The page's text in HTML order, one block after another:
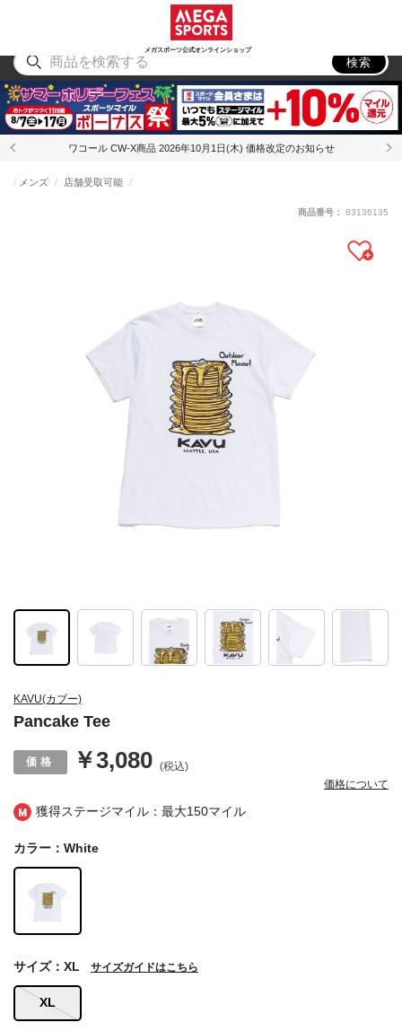
メガスポーツ公式オンラインショップ
アウトドア
検索
ワコール CW-X商品 2026年10月1日(木) 価格改定のお知らせ
獲得ステージマイル：最大150マイル
KAVU(カブー)
Pancake Tee
メンズ 店舗受取可能
￥3,080 (税込)
価格について
商品番号： 83136135
カラー：White
XL
サイズ：XL サイズガイドはこちら